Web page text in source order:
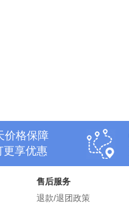
价格保障
更享优惠
售后服务
退款/退团政策